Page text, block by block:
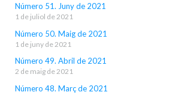
Número 51. Juny de 2021
1 de juliol de 2021
Número 50. Maig de 2021
1 de juny de 2021
Número 49. Abril de 2021
2 de maig de 2021
Número 48. Març de 2021